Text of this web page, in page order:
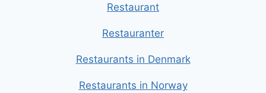
Restaurant
Restauranter
Restaurants in Denmark
Restaurants in Norway